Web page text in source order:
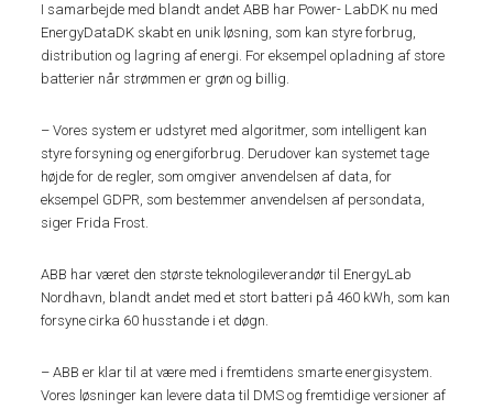
I samarbejde med blandt andet ABB har Power- LabDK nu med
EnergyDataDK skabt en unik løsning, som kan styre forbrug,
distribution og lagring af energi. For eksempel opladning af store
batterier når strømmen er grøn og billig.
– Vores system er udstyret med algoritmer, som intelligent kan
styre forsyning og energiforbrug. Derudover kan systemet tage
højde for de regler, som omgiver anvendelsen af data, for
eksempel GDPR, som bestemmer anvendelsen af persondata,
siger Frida Frost.
ABB har været den største teknologileverandør til EnergyLab
Nordhavn, blandt andet med et stort batteri på 460 kWh, som kan
forsyne cirka 60 husstande i et døgn.
– ABB er klar til at være med i fremtidens smarte energisystem.
Vores løsninger kan levere data til DMS og fremtidige versioner af